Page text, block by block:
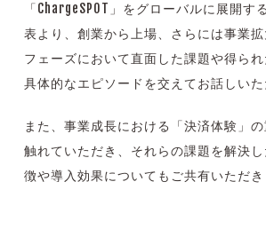
「ChargeSPOT」をグローバルに展開す
表より、創業から上場、さらには事業
フェーズにおいて直面した課題や得られ
具体的なエピソードを交えてお話しいた
また、事業成長における「決済体験」
触れていただき、それらの課題を解決
徴や導入効果についてもご共有いただき